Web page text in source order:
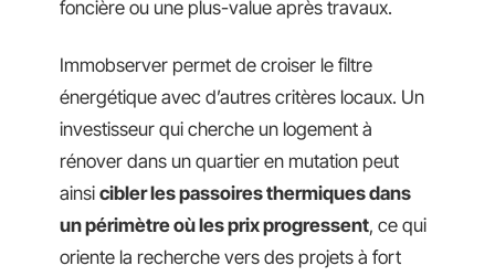
foncière ou une plus-value après travaux.
Immobserver permet de croiser le filtre
énergétique avec d’autres critères locaux. Un
investisseur qui cherche un logement à
rénover dans un quartier en mutation peut
ainsi cibler les passoires thermiques dans
un périmètre où les prix progressent, ce qui
oriente la recherche vers des projets à fort